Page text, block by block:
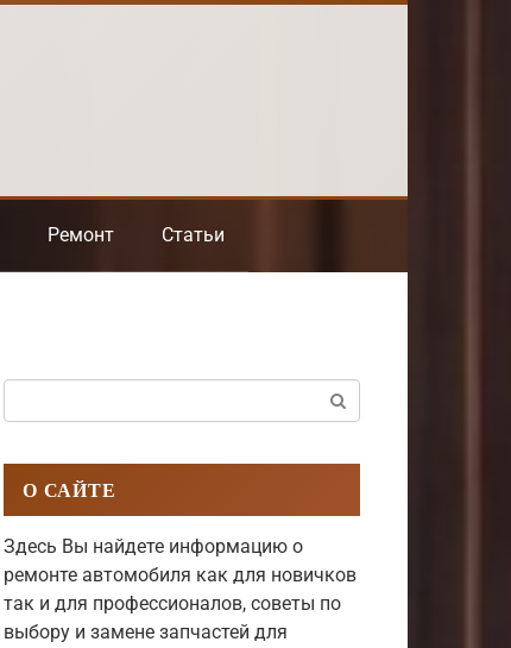
Ремонт Статьи
О САЙТЕ
Здесь Вы найдете информацию о
ремонте автомобиля как для новичков
так и для профессионалов, советы по
выбору и замене запчастей для